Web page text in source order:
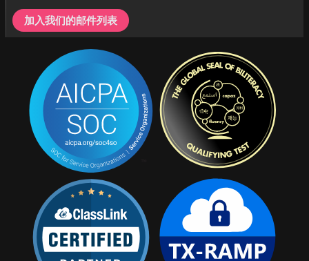
加入我们的邮件列表